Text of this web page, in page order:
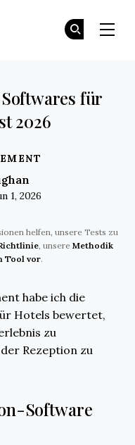
für
2026
1, 2026
helfen, unsere Tests zu
, unsereMethodik
Tool vor.
habe ich die
Hotels bewertet,
zu
Rezeption zu
Software